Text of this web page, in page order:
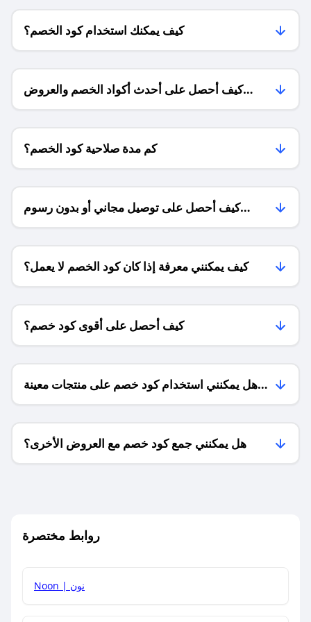
كيف يمكنك استخدام كود الخصم؟
كيف أحصل على أحدث أكواد الخصم والعروض
للمتاجر؟
كم مدة صلاحية كود الخصم؟
كيف أحصل على توصيل مجاني أو بدون رسوم
الشحن ؟
كيف يمكنني معرفة إذا كان كود الخصم لا يعمل؟
كيف أحصل على أقوى كود خصم؟
هل يمكنني استخدام كود خصم على منتجات معينة
فقط؟
هل يمكنني جمع كود خصم مع العروض الأخرى؟
روابط مختصرة
Noon | نون